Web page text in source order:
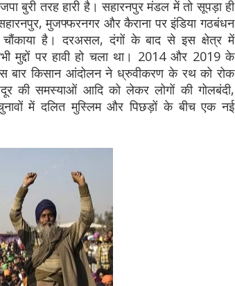
बुरी तरह हारी है। सहारनपुर मंडल में तो सूपड़ा ही
मुजफ्फरनगर और कैराना पर इंडिया गठबंधन
है। दरअसल, दंगों के बाद से इस क्षेत्र में
मुद्दों पर हावी हो चला था। 2014 और 2019 के
बार किसान आंदोलन ने ध्रुवीकरण के रथ को रोक
की समस्याओं आदि को लेकर लोगों की गोलबंदी,
में दलित मुस्लिम और पिछड़ों के बीच एक नई